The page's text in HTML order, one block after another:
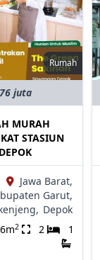
Rumah
juta
MURAH
STASIUN
Jawa Barat,
Garut,
Depok
2 2 1